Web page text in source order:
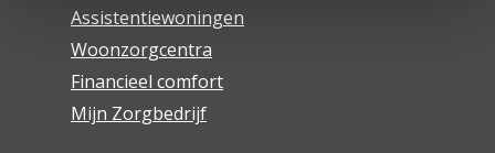
Assistentiewoningen
Woonzorgcentra
Financieel comfort
Mijn Zorgbedrijf